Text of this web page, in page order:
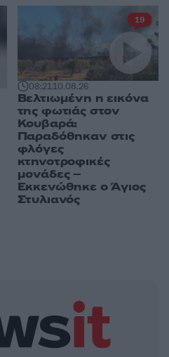
08:2110.08.26
Βελτιωμένη η εικόνα
της φωτιάς στον
Κουβαρά:
Παραδόθηκαν στις
φλόγες
κτηνοτροφικές
μονάδες –
Εκκενώθηκε ο Άγιος
Στυλιανός
19